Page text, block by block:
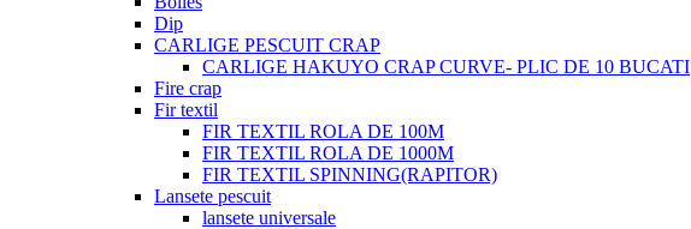
Dip
CARLIGE PESCUIT CRAP
CARLIGE HAKUYO CRAP CURVE- PLIC DE 10 BUCATI
Fire crap
Fir textil
FIR TEXTIL ROLA DE 100M
FIR TEXTIL ROLA DE 1000M
FIR TEXTIL SPINNING(RAPITOR)
Lansete pescuit
lansete universale